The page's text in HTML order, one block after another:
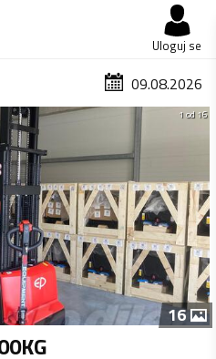
Uloguj se
09.08.2026
1 od 16
16